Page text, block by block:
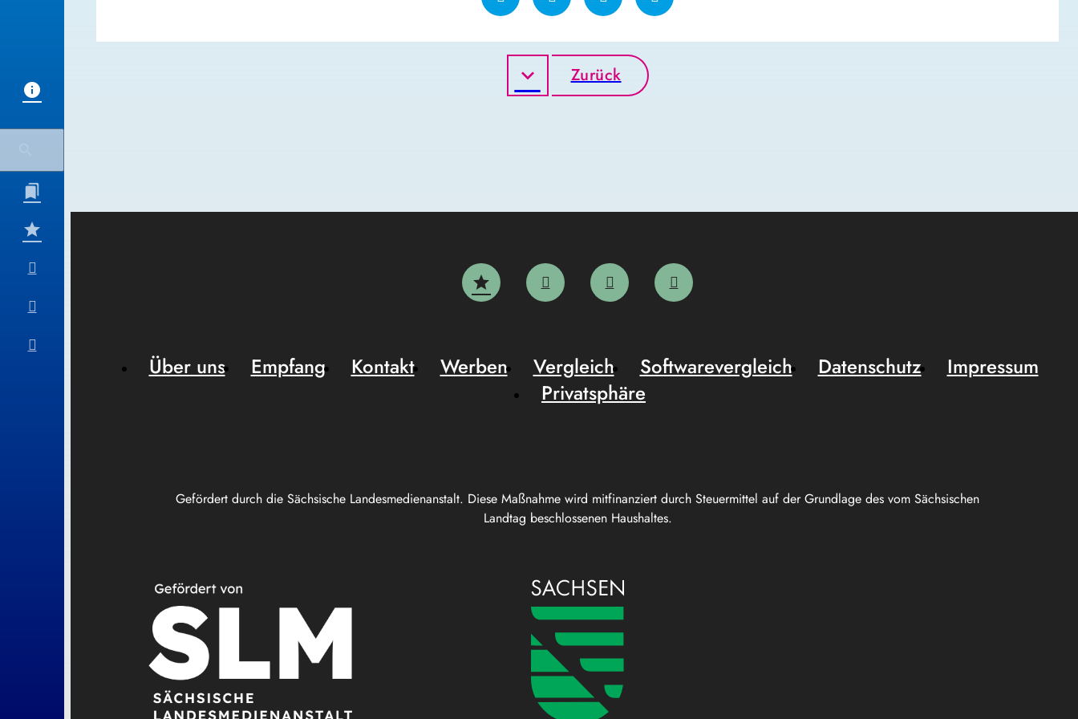
Zurück
Gefördert durch die Sächsische Landesmedienanstalt. Diese Maßnahme wird mitfinanziert durch Steuermittel auf der Grundlage des vom Sächsischen
Landtag beschlossenen Haushaltes.
Über uns Empfang Kontakt Werben Vergleich Softwarevergleich Datenschutz
Impressum
Privatsphäre